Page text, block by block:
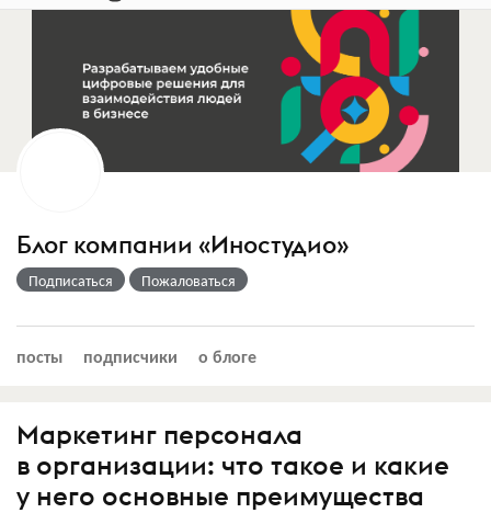
Блог компании «Иностудио»
Подписаться Пожаловаться
посты подписчики о блоге
Маркетинг персонала
в организации: что такое и какие
у него основные преимущества